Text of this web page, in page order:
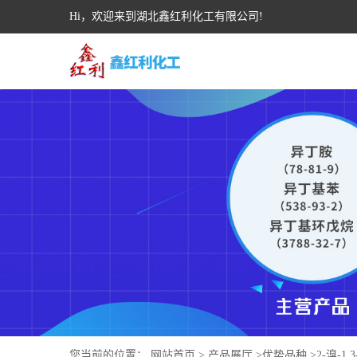
Hi，欢迎来到湖北鑫红利化工有限公司!